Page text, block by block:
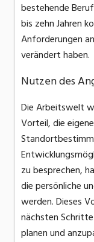
bestehende
bis zehn Jahren
Anforderungen
verändert haben.
Nutzen des
Die Arbeitswelt
Vorteil, die
zu besprechen,
die persönliche
werden. Dieses
nächsten
planen und